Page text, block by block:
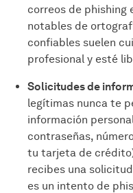
correos de phishing
notables de
confiables suelen
profesional y esté
Solicitudes de
legítimas nunca te
información
contraseñas,
tu tarjeta de
recibes una
es un intento de